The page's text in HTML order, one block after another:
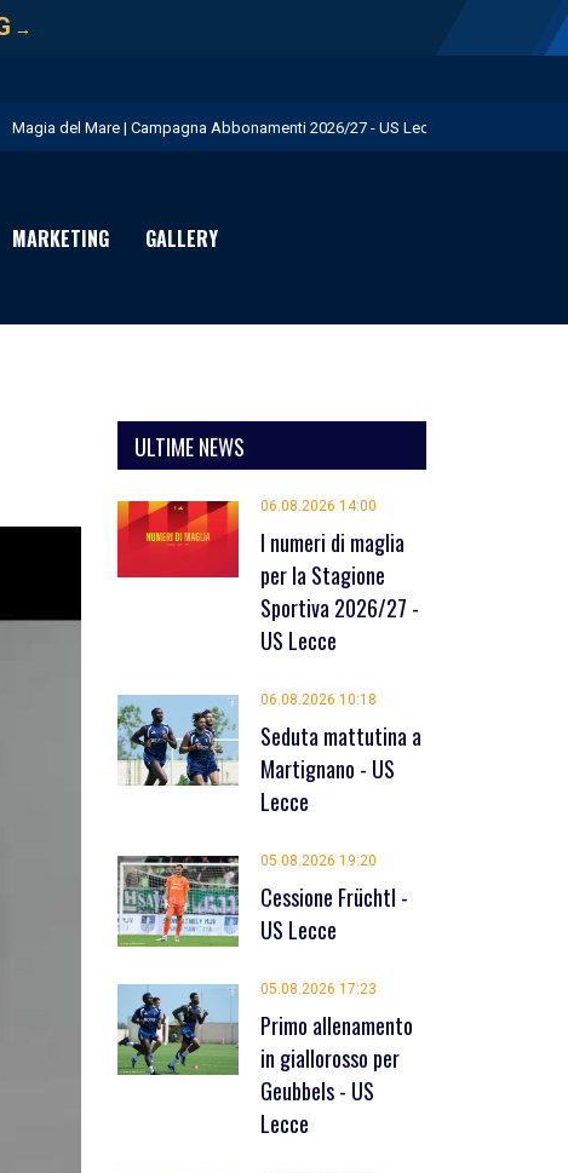
→
Magia del Mare | Campagna Abbonamenti 2026/27 - US Lecce
Licofarma è Premium Partner per il prossimo triennio - US Lecce
Seduta mattutina a Martignano - US Lecce
MARKETING GALLERY
ULTIME NEWS
06.08.2026 14:00
I numeri di maglia
per la Stagione
Sportiva 2026/27 -
US Lecce
06.08.2026 10:18
Seduta mattutina a
Martignano - US
Lecce
05.08.2026 19:20
Cessione Früchtl -
US Lecce
05.08.2026 17:23
Primo allenamento
in giallorosso per
Geubbels - US
Lecce